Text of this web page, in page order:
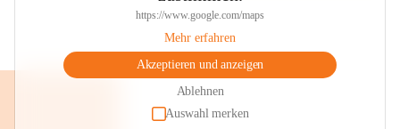
https://www.google.com/maps
Mehr erfahren
Akzeptieren und anzeigen
Ablehnen
Auswahl merken